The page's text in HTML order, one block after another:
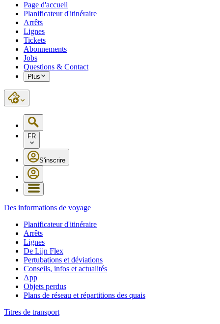
Page d'accueil
Planificateur d'itinéraire
Arrêts
Lignes
Tickets
Abonnements
Jobs
Questions & Contact
Plus
FR
S'inscrire
Des informations de voyage
Planificateur d'itinéraire
Arrêts
Lignes
De Lijn Flex
Pertubations et déviations
Conseils, infos et actualités
App
Objets perdus
Plans de réseau et répartitions des quais
Titres de transport